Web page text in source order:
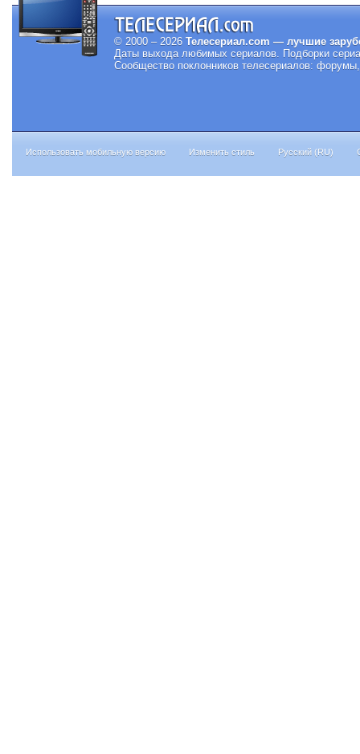
© 2000 – 2026 Телесериал.com — лучшие
Даты выхода любимых сериалов. Подборки
Сообщество поклонников телесериалов:
Использовать мобильную версию Изменить стиль Русский (RU)